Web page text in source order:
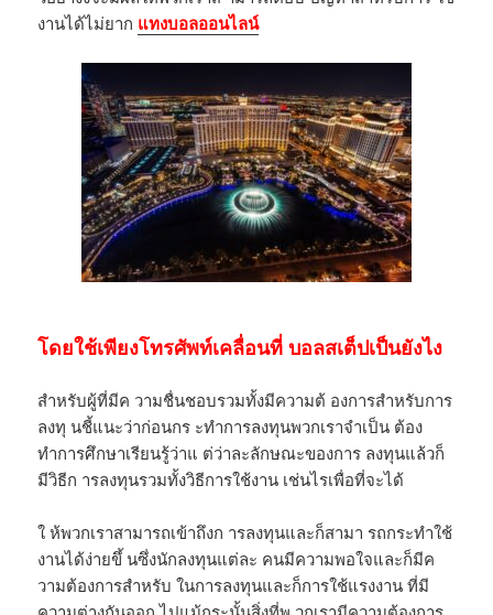
งานได้ไม่ยาก แทงบอลออนไลน์
โดยใช้เพียงโทรศัพท์เคลื่อนที่ บอลสเต็ปเป็นยังไง
สำหรับผู้ที่มีค วามชื่นชอบรวมทั้งมีความต้ องการสำหรับการ
ลงทุ นชี้แนะว่าก่อนกร ะทำการลงทุนพวกเราจำเป็น ต้อง
ทำการศึกษาเรียนรู้ว่าแ ต่ว่าละลักษณะของการ ลงทุนแล้วก็
มีวิธีก ารลงทุนรวมทั้งวิธีการใช้งาน เช่นไรเพื่อที่จะได้
ใ ห้พวกเราสามารถเข้าถึงก ารลงทุนและก็สามา รถกระทำใช้
งานได้ง่ายขึ้ นซึ่งนักลงทุนแต่ละ คนมีความพอใจและก็มีค
วามต้องการสำหรับ ในการลงทุนและก็การใช้แรงงาน ที่มี